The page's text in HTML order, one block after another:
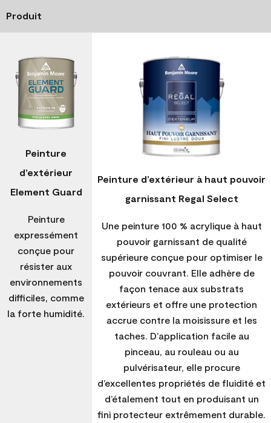
Produit
Peinture
d’extérieur
Element Guard
Peinture
expressément
conçue pour
résister aux
environnements
difficiles, comme
la forte humidité.
Peinture d’extérieur à haut pouvoir
garnissant Regal Select
Une peinture 100 % acrylique à haut
pouvoir garnissant de qualité
supérieure conçue pour optimiser le
pouvoir couvrant. Elle adhère de
façon tenace aux substrats
extérieurs et offre une protection
accrue contre la moisissure et les
taches. D’application facile au
pinceau, au rouleau ou au
pulvérisateur, elle procure
d’excellentes propriétés de fluidité et
d’étalement tout en produisant un
fini protecteur extrêmement durable.